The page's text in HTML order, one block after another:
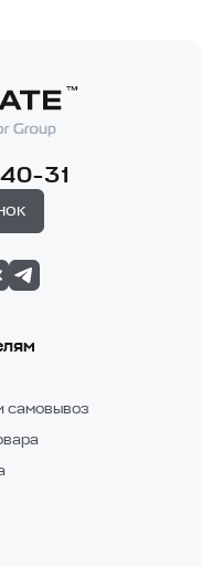
31
самовывоз